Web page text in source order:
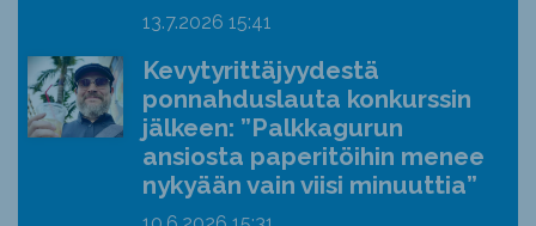
13.7.2026 15:41
Kevytyrittäjyydestä
ponnahduslauta konkurssin
jälkeen: ”Palkkagurun
ansiosta paperitöihin menee
nykyään vain viisi minuuttia”